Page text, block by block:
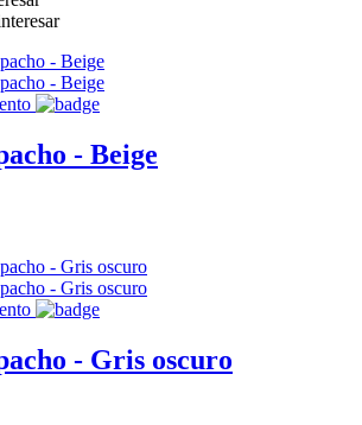
- Beige
- Gris oscuro